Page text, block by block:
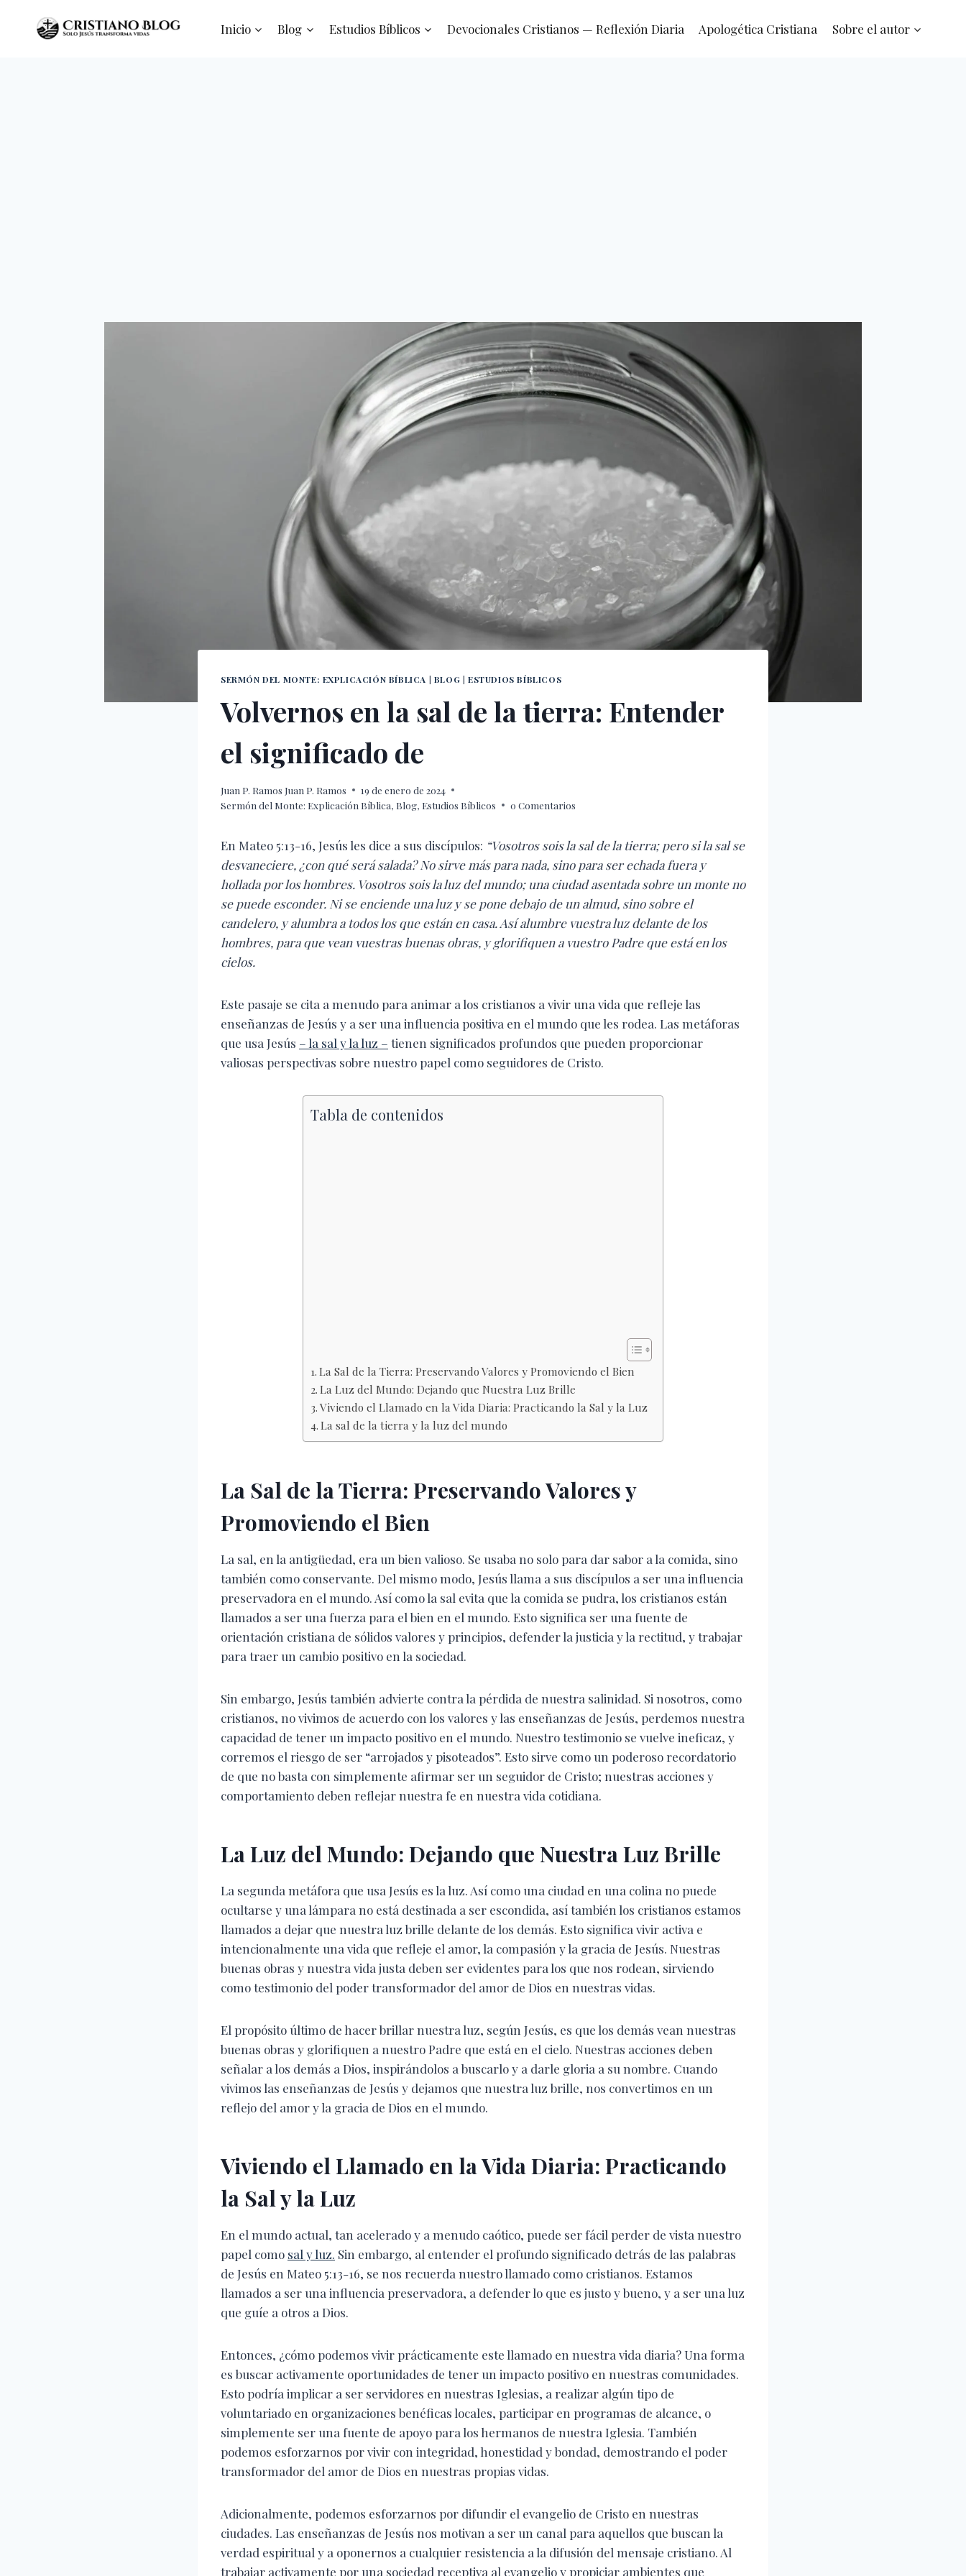
Inicio Blog Estudios Bíblicos Devocionales Cristianos — Reflexión Diaria Apologética Cristiana Sobre el autor
SERMÓN DEL MONTE: EXPLICACIÓN BÍBLICA | BLOG | ESTUDIOS BÍBLICOS
Volvernos en la sal de la tierra: Entender
el significado de
Juan P. Ramos Juan P. Ramos
19 de enero de 2024
Sermón del Monte: Explicación Bíblica, Blog, Estudios Bíblicos 0 Comentarios
En Mateo 5:13-16, Jesús les dice a sus discípulos: “Vosotros sois la sal de la tierra; pero si la sal se
desvaneciere, ¿con qué será salada? No sirve más para nada, sino para ser echada fuera y
hollada por los hombres. Vosotros sois la luz del mundo; una ciudad asentada sobre un monte no
se puede esconder. Ni se enciende una luz y se pone debajo de un almud, sino sobre el
candelero, y alumbra a todos los que están en casa. Así alumbre vuestra luz delante de los
hombres, para que vean vuestras buenas obras, y glorifiquen a vuestro Padre que está en los
cielos.
Este pasaje se cita a menudo para animar a los cristianos a vivir una vida que refleje las
enseñanzas de Jesús y a ser una influencia positiva en el mundo que les rodea. Las metáforas
que usa Jesús – la sal y la luz – tienen significados profundos que pueden proporcionar
valiosas perspectivas sobre nuestro papel como seguidores de Cristo.
Tabla de contenidos
La Sal de la Tierra: Preservando Valores y Promoviendo el Bien
La Luz del Mundo: Dejando que Nuestra Luz Brille
Viviendo el Llamado en la Vida Diaria: Practicando la Sal y la Luz
La sal de la tierra y la luz del mundo
La Sal de la Tierra: Preservando Valores y
Promoviendo el Bien
La sal, en la antigüedad, era un bien valioso. Se usaba no solo para dar sabor a la comida, sino
también como conservante. Del mismo modo, Jesús llama a sus discípulos a ser una influencia
preservadora en el mundo. Así como la sal evita que la comida se pudra, los cristianos están
llamados a ser una fuerza para el bien en el mundo. Esto significa ser una fuente de
orientación cristiana de sólidos valores y principios, defender la justicia y la rectitud, y trabajar
para traer un cambio positivo en la sociedad.
Sin embargo, Jesús también advierte contra la pérdida de nuestra salinidad. Si nosotros, como
cristianos, no vivimos de acuerdo con los valores y las enseñanzas de Jesús, perdemos nuestra
capacidad de tener un impacto positivo en el mundo. Nuestro testimonio se vuelve ineficaz, y
corremos el riesgo de ser “arrojados y pisoteados”. Esto sirve como un poderoso recordatorio
de que no basta con simplemente afirmar ser un seguidor de Cristo; nuestras acciones y
comportamiento deben reflejar nuestra fe en nuestra vida cotidiana.
La Luz del Mundo: Dejando que Nuestra Luz Brille
La segunda metáfora que usa Jesús es la luz. Así como una ciudad en una colina no puede
ocultarse y una lámpara no está destinada a ser escondida, así también los cristianos estamos
llamados a dejar que nuestra luz brille delante de los demás. Esto significa vivir activa e
intencionalmente una vida que refleje el amor, la compasión y la gracia de Jesús. Nuestras
buenas obras y nuestra vida justa deben ser evidentes para los que nos rodean, sirviendo
como testimonio del poder transformador del amor de Dios en nuestras vidas.
El propósito último de hacer brillar nuestra luz, según Jesús, es que los demás vean nuestras
buenas obras y glorifiquen a nuestro Padre que está en el cielo. Nuestras acciones deben
señalar a los demás a Dios, inspirándolos a buscarlo y a darle gloria a su nombre. Cuando
vivimos las enseñanzas de Jesús y dejamos que nuestra luz brille, nos convertimos en un
reflejo del amor y la gracia de Dios en el mundo.
Viviendo el Llamado en la Vida Diaria: Practicando
la Sal y la Luz
En el mundo actual, tan acelerado y a menudo caótico, puede ser fácil perder de vista nuestro
papel como sal y luz. Sin embargo, al entender el profundo significado detrás de las palabras
de Jesús en Mateo 5:13-16, se nos recuerda nuestro llamado como cristianos. Estamos
llamados a ser una influencia preservadora, a defender lo que es justo y bueno, y a ser una luz
que guíe a otros a Dios.
Entonces, ¿cómo podemos vivir prácticamente este llamado en nuestra vida diaria? Una forma
es buscar activamente oportunidades de tener un impacto positivo en nuestras comunidades.
Esto podría implicar a ser servidores en nuestras Iglesias, a realizar algún tipo de
voluntariado en organizaciones benéficas locales, participar en programas de alcance, o
simplemente ser una fuente de apoyo para los hermanos de nuestra Iglesia. También
podemos esforzarnos por vivir con integridad, honestidad y bondad, demostrando el poder
transformador del amor de Dios en nuestras propias vidas.
Adicionalmente, podemos esforzarnos por difundir el evangelio de Cristo en nuestras
ciudades. Las enseñanzas de Jesús nos motivan a ser un canal para aquellos que buscan la
verdad espiritual y a oponernos a cualquier resistencia a la difusión del mensaje cristiano. Al
trabajar activamente por una sociedad receptiva al evangelio y propiciar ambientes que